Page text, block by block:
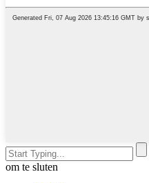
om te sluten